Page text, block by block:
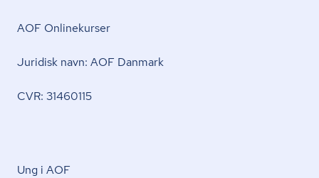
AOF Onlinekurser
Juridisk navn: AOF Danmark
CVR: 31460115
Ung i AOF